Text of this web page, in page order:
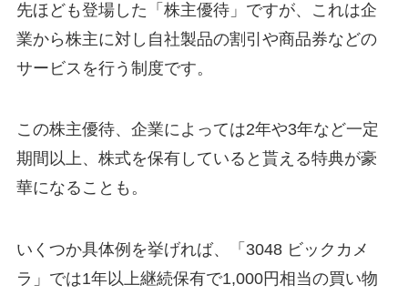
先ほども登場した「株主優待」ですが、これは企
業から株主に対し自社製品の割引や商品券などの
サービスを行う制度です。
この株主優待、企業によっては2年や3年など一定
期間以上、株式を保有していると貰える特典が豪
華になることも。
いくつか具体例を挙げれば、「3048 ビックカメ
ラ」では1年以上継続保有で1,000円相当の買い物